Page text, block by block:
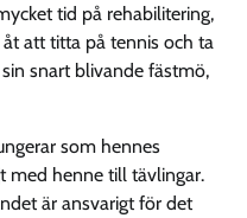
tid på rehabilitering,
att titta på tennis och ta
snart blivande fästmö,
som hennes
med henne till tävlingar.
är ansvarigt för det